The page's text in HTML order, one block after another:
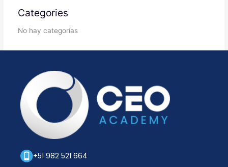
Categories
No hay categorías
+51 982 521 664